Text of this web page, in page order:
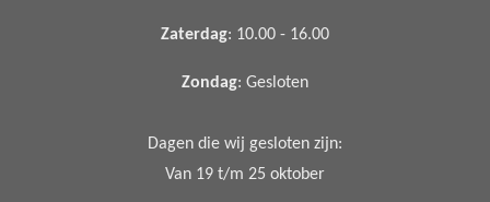
Zaterdag: 10.00 - 16.00
Zondag: Gesloten
Dagen die wij gesloten zijn:
Van 19 t/m 25 oktober